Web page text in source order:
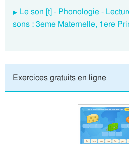
Le son [t] - Phonologie -
sons : 3eme Maternelle, 1ere
Exercices gratuits en ligne